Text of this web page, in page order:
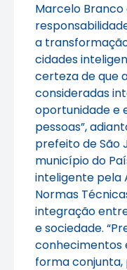
Marcelo
a
cidades
certeza de que
consideradas
oportunidade e
pessoas”,
prefeito de São
município do
inteligente pela
Normas
integração
e sociedade.
conhecimentos
forma conjunta,